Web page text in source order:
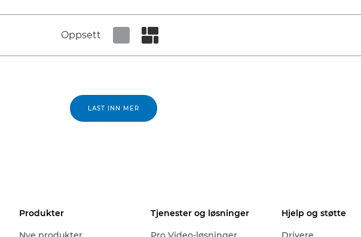
Oppsett
LAST INN MER
Produkter Tjenester og løsninger Hjelp og støtte